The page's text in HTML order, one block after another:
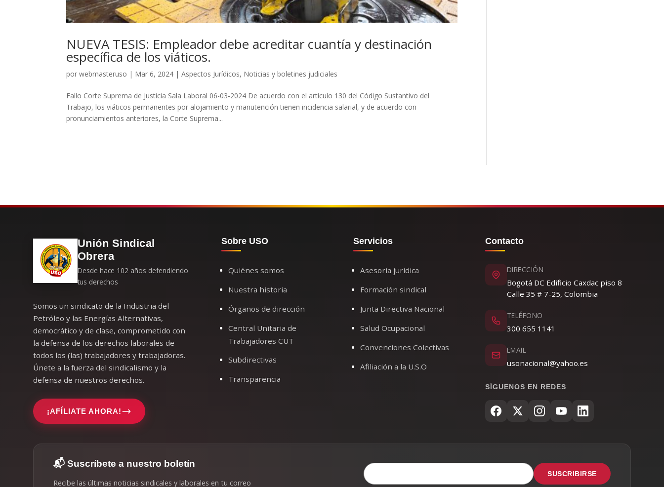
NUEVA TESIS: Empleador debe acreditar cuantía y destinación
específica de los viáticos.
porwebmasteruso | Mar 6, 2024 |Aspectos Jurídicos, Noticias y boletines judiciales
Fallo Corte Suprema de Justicia Sala Laboral 06-03-2024 De acuerdo con el artículo 130 del Código Sustantivo del
Trabajo, los viáticos permanentes por alojamiento y manutención tienen incidencia salarial, y de acuerdo con
pronunciamientos anteriores, la Corte Suprema...
Unión Sindical
Obrera
Desde hace 102 años defendiendo
tus derechos
Somos un sindicato de la Industria del
Petróleo y las Energías Alternativas,
democrático y de clase, comprometido con
la defensa de los derechos laborales de
todos los (las) trabajadores y trabajadoras.
Únete a la fuerza del sindicalismo y la
defensa de nuestros derechos.
¡AFÍLIATE AHORA!
Sobre USO
Quiénes somos
Nuestra historia
Órganos de dirección
Central Unitaria de
Trabajadores CUT
Subdirectivas
Transparencia
Servicios
Asesoría jurídica
Formación sindical
Junta Directiva Nacional
Salud Ocupacional
Convenciones Colectivas
Afiliación a la U.S.O
Contacto
DIRECCIÓN
Bogotá DC Edificio Caxdac piso 8
Calle 35 # 7-25, Colombia
TELÉFONO
300 655 1141
EMAIL
usonacional@yahoo.es
SÍGUENOS EN REDES
📬 Suscríbete a nuestro boletín
Recibe las últimas noticias sindicales y laborales en tu correo
SUSCRIBIRSE